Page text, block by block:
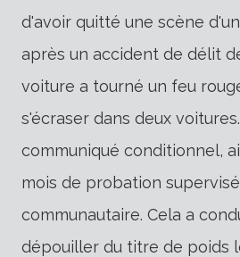
d'avoir quitté une scène
après un accident de délit
voiture a tourné un feu
s'écraser dans deux
communiqué conditionnel,
mois de probation
communautaire. Cela a
dépouiller du titre de poids